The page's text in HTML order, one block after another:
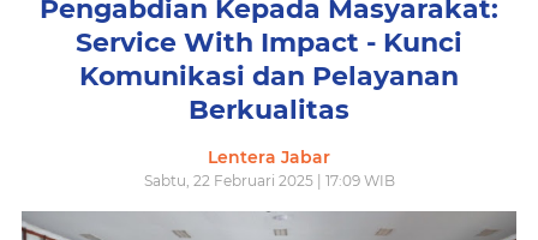
Pengabdian Kepada Masyarakat:
Service With Impact - Kunci
Komunikasi dan Pelayanan
Berkualitas
Lentera Jabar
Sabtu, 22 Februari 2025 | 17:09 WIB